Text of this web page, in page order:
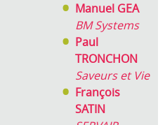
Manuel GEA
BM Systems
Paul
TRONCHON
Saveurs et Vie
François
SATIN